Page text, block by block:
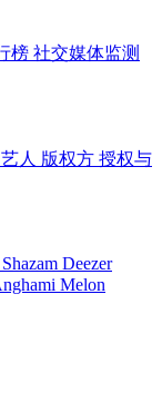
榜 社交媒体监测
艺人 版权方 授权与
Shazam Deezer
Melon